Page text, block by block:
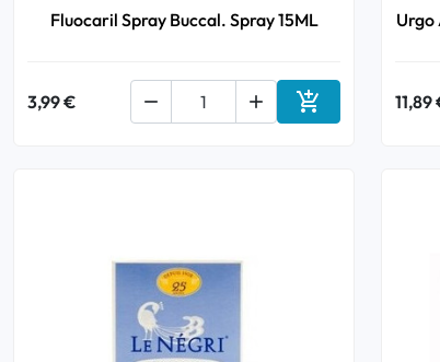
Fluocaril Spray Buccal. Spray 15ML
3,99 €   Ajouter au
Urgo
11,89